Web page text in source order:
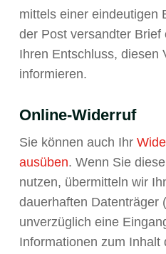
mittels einer eindeutigen
der Post versandter
Ihren Entschluss, diesen
informieren.
Online-Widerruf
Sie können auch Ihr
ausüben. Wenn Sie
nutzen, übermitteln wir
dauerhaften Datenträger
unverzüglich eine
Informationen zum Inhalt